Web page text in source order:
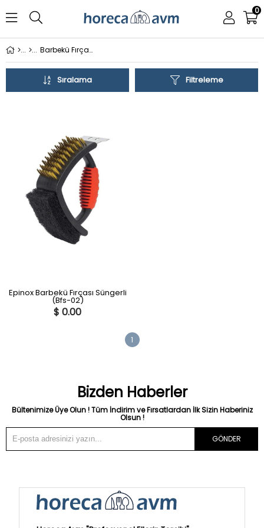
0
Barbekü Fırçası
Filtreleme
Sıralama
Epinox Barbekü Fırçası Süngerli
(Bfs-02)
$ 0.00
1
Bizden Haberler
Bültenimize Üye Olun ! Tüm İndirim ve Fırsatlardan İlk Sizin Haberiniz
Olsun !
GÖNDER